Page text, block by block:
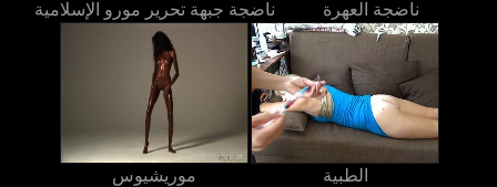
ناضجة جبهة تحرير مورو الإسلامية ناضجة العهرة
موريشيوس الطبية